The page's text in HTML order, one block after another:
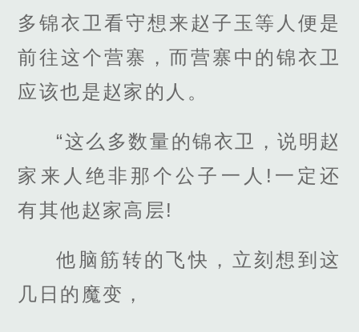
多锦衣卫看守想来赵子玉等人便是
前往这个营寨，而营寨中的锦衣卫
应该也是赵家的人。
“这么多数量的锦衣卫，说明赵
家来人绝非那个公子一人!一定还
有其他赵家高层!
他脑筋转的飞快，立刻想到这
几日的魔变，